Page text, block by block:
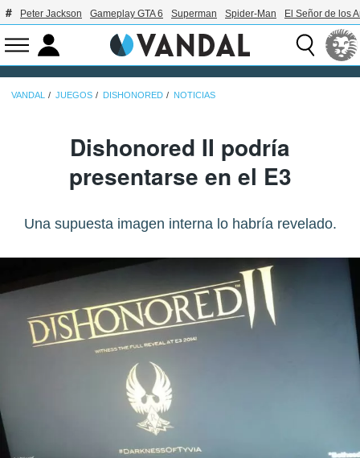
Peter Jackson Gameplay GTA 6 Superman Spider-Man El Señor de los
VANDAL JUEGOS DISHONORED NOTICIAS
Dishonored II podría
presentarse en el E3
Una supuesta imagen interna lo habría revelado.